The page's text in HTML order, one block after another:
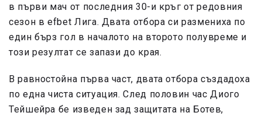
в първи мач от последния 30-и кръг от редовния
сезон в efbet Лига. Двата отбора си размениха по
един бърз гол в началото на второто полувреме и
този резултат се запази до края.
В равностойна първа част, двата отбора създадоха
по една чиста ситуация. След половин час Диого
Тейшейра бе изведен зад защитата на Ботев,